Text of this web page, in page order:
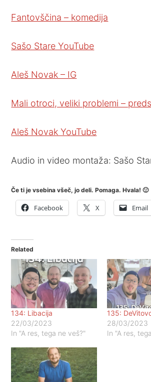
Fantovščina – komedija
Sašo Stare YouTube
Aleš Novak – IG
Mali otroci, veliki problemi –
Aleš Novak YouTube
Audio in video montaža: Sašo
Če ti je vsebina všeč, jo deli. Pomaga. Hvala! 🙂
Facebook X Email
Related
134: Libacija
22/03/2023
In "A res, tega ne veš?"
135:
28/03/2023
In "A res,